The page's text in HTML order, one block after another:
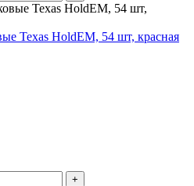
Texas HoldEM, 54 шт, красная
+